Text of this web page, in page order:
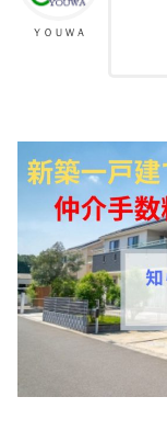
ＹＯＵＷＡ